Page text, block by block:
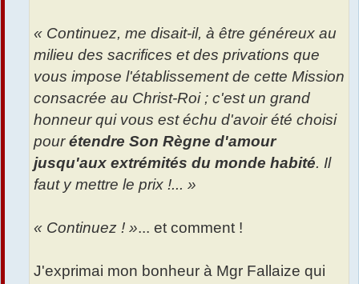
« Continuez, me disait-il, à être généreux au
milieu des sacrifices et des privations que
vous impose l'établissement de cette Mission
consacrée au Christ-Roi ; c'est un grand
honneur qui vous est échu d'avoir été choisi
pourétendre Son Règne d'amour
jusqu'aux extrémités du monde habité. Il
faut y mettre le prix !... »
« Continuez ! »... et comment !
J'exprimai mon bonheur à Mgr Fallaize qui